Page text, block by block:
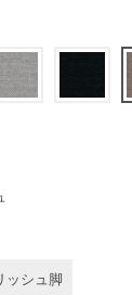
ッシュ脚